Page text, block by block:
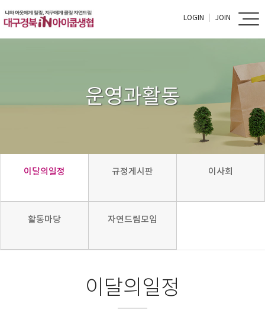
LOGIN JOIN
운영과활동
이달의일정 규정게시판 이사회
활동마당 자연드림모임
이달의일정